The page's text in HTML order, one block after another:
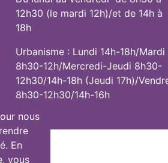
12h30 (le mardi 12h)/et de 14h à
18h
Urbanisme : Lundi 14h-18h/Mardi
8h30-12h/Mercredi-Jeudi 8h30-
12h30/14h-18h (Jeudi 17h)/
8h30-12h30/14h-16h
nous
En
vous